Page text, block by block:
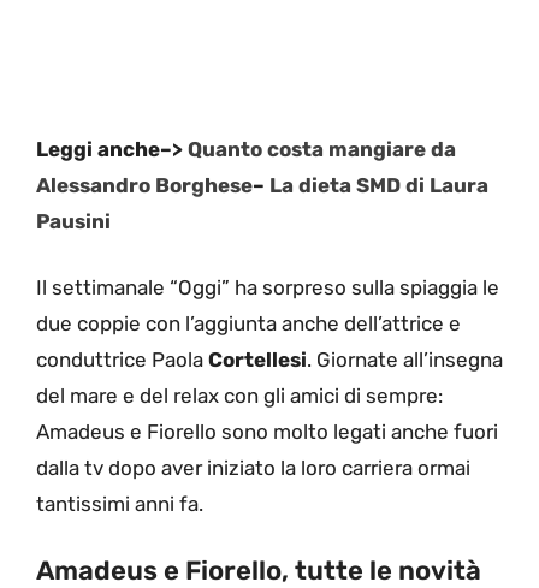
Leggi anche–> Quanto costa mangiare da
Alessandro Borghese– La dieta SMD di Laura
Pausini
Il settimanale “Oggi” ha sorpreso sulla spiaggia le
due coppie con l’aggiunta anche dell’attrice e
conduttrice Paola Cortellesi. Giornate all’insegna
del mare e del relax con gli amici di sempre:
Amadeus e Fiorello sono molto legati anche fuori
dalla tv dopo aver iniziato la loro carriera ormai
tantissimi anni fa.
Amadeus e Fiorello, tutte le novità